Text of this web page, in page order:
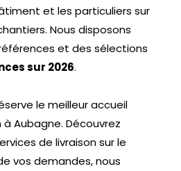
et les particuliers sur
Nous disposons
et des sélections
sur 2026.
le meilleur accueil
Aubagne. Découvrez
de livraison sur le
vos demandes, nous